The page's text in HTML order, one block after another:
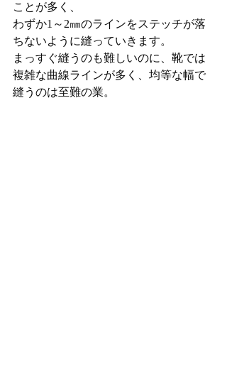
ことが多く、
わずか1～2㎜のラインをステッチが落
ちないように縫っていきます。
まっすぐ縫うのも難しいのに、靴では
複雑な曲線ラインが多く、均等な幅で
縫うのは至難の業。